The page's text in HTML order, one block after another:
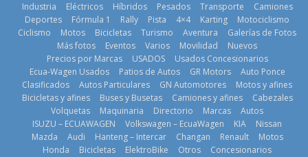
Nuevo SUV
Honda ZR-V
Advanced
Hybrid para el
mercado local
23 de julio de
Kia reúne a
jugadores de
fútbol de todo
el mundo en
‘Kia OMBC
Cup’
6 de mayo de
2026
La FEDAK
recibe 12
Sinotruk
Bolden para
cubrir las rutas
de La Vuelta
31 de julio de
Industria Eléctricos Híbridos Pesados Transporte
Camiones
Deportes
Fórmula 1 Rally Pista 4×4 Karting
Motociclismo
Ciclismo
Motos Bicicletas Turismo Aventura
Galerías de Fotos
Más fotos
Eventos Varios Movilidad
Nuevos
Precios por Marcas
USADOS
Usados Concesionarios
Ecua-Wagen Usados
Patios de Autos GR Motors
Auto Ponce
Clasificados
Autos Particulares GN Automotores
Motos y afines
Bicicletas y afines
Buses y Busetas Camiones y afines
Cabezales
Volquetas
Maquinaria Directorio Marcas
Autos
ISUZU – ECUAWAGEN
Volkswagen – EcuaWagen KIA
Nissan
Mazda
Audi Hanteng – Intercar Changan Renault
Motos
Honda
Bicicletas ElektroBike Otros
Concesionarios